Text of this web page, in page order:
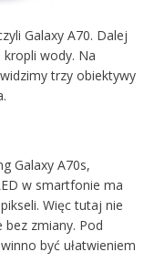
Galaxy A70. Dalej
wody. Na
trzy obiektywy
Galaxy A70s,
w smartfonie ma
Więc tutaj nie
zmiany. Pod
być ułatwieniem